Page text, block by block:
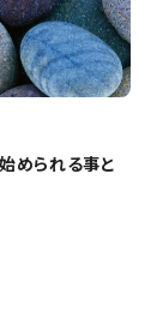
められる事と